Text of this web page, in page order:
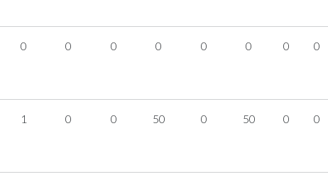
0 0 0 0 0 0 0 0
1 0 0 50 0 50 0 0